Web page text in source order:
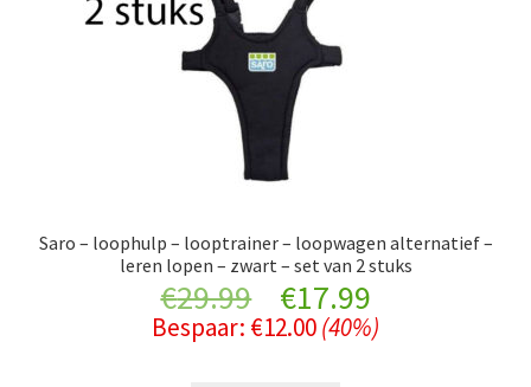
Saro – loophulp – looptrainer – loopwagen alternatief –
leren lopen – zwart – set van 2 stuks
€29.99
Original
price
€17.99Current
price
Bespaar: €12.00(40%)